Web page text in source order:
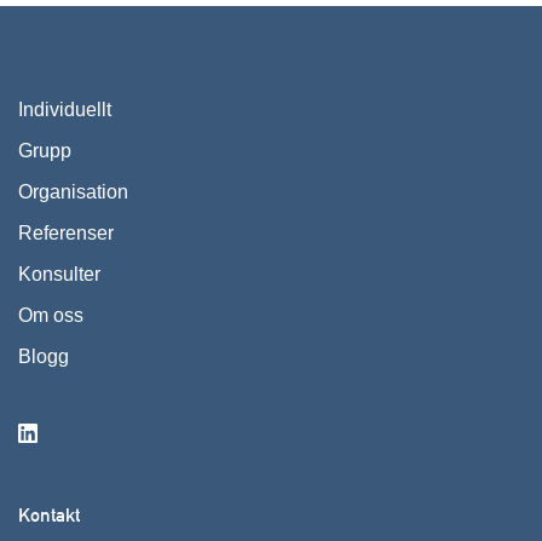
Individuellt
Grupp
Organisation
Referenser
Konsulter
Om oss
Blogg
Kontakt